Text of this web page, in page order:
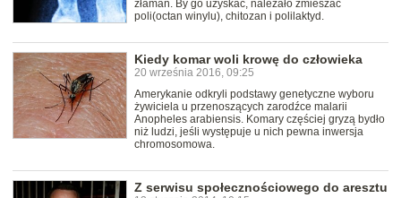
złamań. By go uzyskać, należało zmieszać
poli(octan winylu), chitozan i polilaktyd.
Kiedy komar woli krowę do człowieka
20 września 2016, 09:25
Amerykanie odkryli podstawy genetyczne wyboru
żywiciela u przenoszących zarodźce malarii
Anopheles arabiensis. Komary częściej gryzą bydło
niż ludzi, jeśli występuje u nich pewna inwersja
chromosomowa.
Z serwisu społecznościowego do aresztu